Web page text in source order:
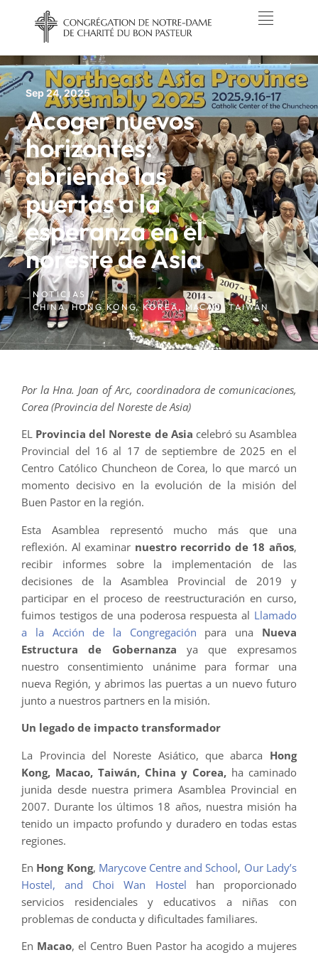
Sep 24, 2025
Acoger nuevos
horizontes:
abriendo las
puertas a la
esperanza en el
noreste de Asia
NOTICIAS /
CHINA,HONG KONG,KOREA ,MACAO ,TAIWÁN
Por la Hna. Joan of Arc, coordinadora de comunicaciones,
Corea (Provincia del Noreste de Asia)
EL Provincia del Noreste de Asia celebró su Asamblea
Provincial del 16 al 17 de septiembre de 2025 en el
Centro Católico Chuncheon de Corea, lo que marcó un
momento decisivo en la evolución de la misión del
Buen Pastor en la región.
Esta Asamblea representó mucho más que una
reflexión. Al examinar nuestro recorrido de 18 años,
recibir informes sobre la implementación de las
decisiones de la Asamblea Provincial de 2019 y
participar en el proceso de reestructuración en curso,
fuimos testigos de una poderosa respuesta al Llamado
a la Acción de la Congregación para una Nueva
Estructura de Gobernanza ya que expresamos
nuestro consentimiento unánime para formar una
nueva Región, y abrimos las puertas a un nuevo futuro
junto a nuestros partners en la misión.
Un legado de impacto transformador
La Provincia del Noreste Asiático, que abarca Hong
Kong, Macao, Taiwán, China y Corea, ha caminado
junida desde nuestra primera Asamblea Provincial en
2007. Durante los últimos 18 años, nuestra misión ha
tenido un impacto profundo y duradero en todas estas
regiones.
En Hong Kong, Marycove Centre and School, Our Lady’s
Hostel, and Choi Wan Hostel han proporcionado
servicios residenciales y educativos a niñas con
problemas de conducta y dificultades familiares.
En Macao, el Centro Buen Pastor ha acogido a mujeres